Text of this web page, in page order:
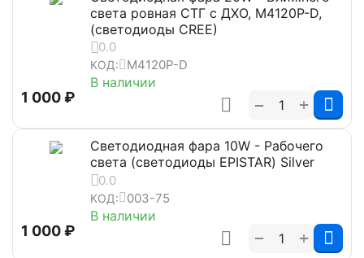
света ровная СТГ с ДХО, M4120P-D,
(светодиоды CREE)
0.0
КОД: M4120P-D
В наличии
1 000₽ +
−
Светодиодная фара 10W - Рабочего
света (светодиоды EPISTAR) Silver
0.0
КОД: 003-75
В наличии
1 000₽ +
−